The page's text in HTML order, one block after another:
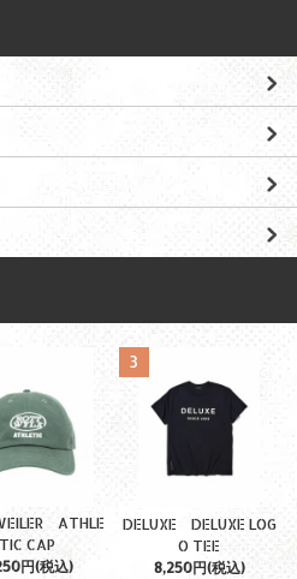
ATHLE
TIC CAP
円(税込)
3
DELUXE DELUXE LOG
O TEE
8,250円(税込)